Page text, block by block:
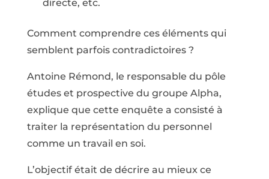
directe, etc.
Comment comprendre ces éléments qui
semblent parfois contradictoires ?
Antoine Rémond, le responsable du pôle
études et prospective du groupe Alpha,
explique que cette enquête a consisté à
traiter la représentation du personnel
comme un travail en soi.
L’objectif était de décrire au mieux ce